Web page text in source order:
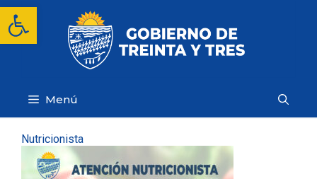
Abrir barra de herramientas
Saltar
contenido
Menú
Nutricionista